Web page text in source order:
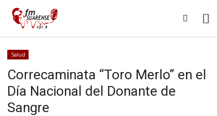
Salud
Correcaminata “Toro Merlo” en el
Día Nacional del Donante de
Sangre